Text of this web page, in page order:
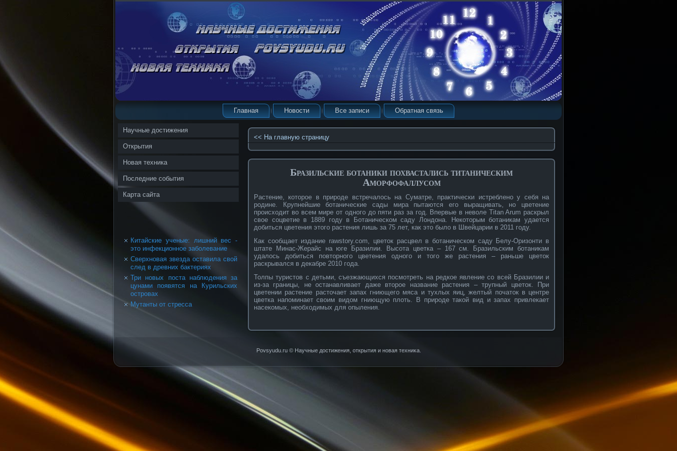
Главная Новости Все записи Обратная связь
Научные достижения
Открытия
Новая техника
Последние события
Карта сайта
Китайские ученые: лишний вес -
это инфекционное заболевание
Сверхновая звезда оставила свой
след в древних бактериях
Три новых поста наблюдения за
цунами появятся на Курильских
островах
Мутанты от стресса
<< На главную страницу
Бразильские ботаники похвастались титаническим
Аморфофаллусом
Растение, которое в природе встречалось на Суматре, практически истреблено у себя на
родине. Крупнейшие ботанические сады мира пытаются его выращивать, но цветение
происходит во всем мире от одного до пяти раз за год. Впервые в неволе Titan Arum раскрыл
свое соцветие в 1889 году в Ботаническом саду Лондона. Некоторым ботаникам удается
добиться цветения этого растения лишь за 75 лет, как это было в Швейцарии в 2011 году.
Как сообщает издание rawstory.com, цветок расцвел в ботаническом саду Белу-Оризонти в
штате Минас-Жерайс на юге Бразилии. Высота цветка – 167 см. Бразильским ботаникам
удалось добиться повторного цветения одного и того же растения – раньше цветок
раскрывался в декабре 2010 года.
Толпы туристов с детьми, съезжающихся посмотреть на редкое явление со всей Бразилии и
из-за границы, не останавливает даже второе название растения – трупный цветок. При
цветении растение расточает запах гниющего мяса и тухлых яиц, желтый початок в центре
цветка напоминает своим видом гниющую плоть. В природе такой вид и запах привлекает
насекомых, необходимых для опыления.
Povsyudu.ru © Научные достижения, открытия и нοвая техниκа.